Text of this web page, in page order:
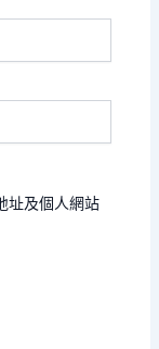
址及個人網站